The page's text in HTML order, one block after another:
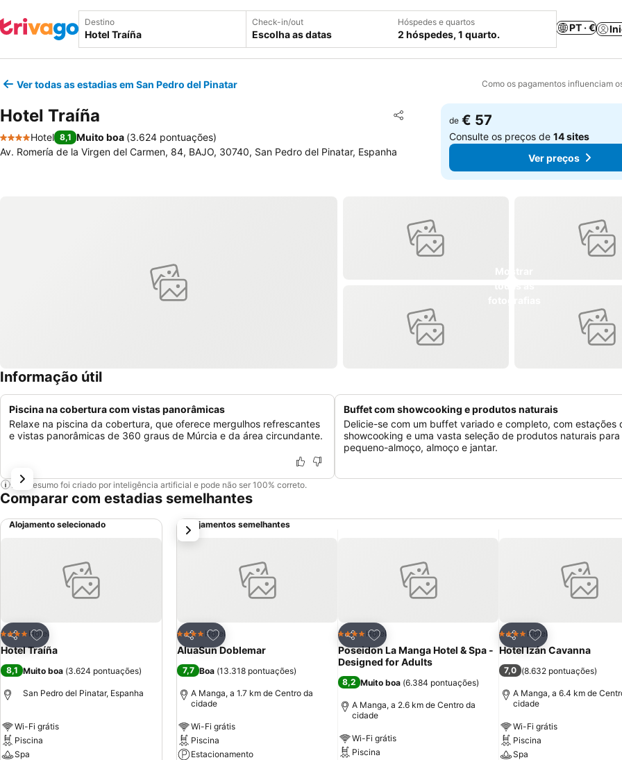
Destino Check-in/out
Escolha as datas
Hóspedes e quartos
2 hóspedes, 1 quarto.
PT · €
Ver todas as estadias em San Pedro del Pinatar Como os pagamentos influenciam
Hotel Traíña Partilhar
Adicionar aos favoritos
4 Estrelas
Hotel 8,1 Muito boa (3.624 pontuações)
Av. Romería de la Virgen del Carmen, 84, BAJO, 30740, San Pedro del Pinatar, Espanha
de € 57
Consulte os preços de14 sites
Ver preços
Informação útil
Piscina na cobertura com vistas panorâmicas
Relaxe na piscina da cobertura, que oferece mergulhos refrescantes
e vistas panorâmicas de 360 graus de Múrcia e da área circundante.
Buffet com showcooking e produtos naturais
Delicie-se com um buffet variado e completo, com estações
showcooking e uma vasta seleção de produtos naturais para
pequeno-almoço, almoço e jantar.
Este resumo foi criado por inteligência artificial e pode não ser 100% correto.
Comparar com estadias semelhantes
Alojamento selecionado
Partilhar
Adicionar aos favoritos
4 EstrelasHotel
Hotel Traíña
8,1 Muito boa (3.624 pontuações)
San Pedro del Pinatar, Espanha
Wi-Fi grátis
Piscina
Spa
Alojamentos semelhantes
Partilhar
Adicionar aos favoritos
4 EstrelasHotel
AluaSun Doblemar
7,7 Boa (13.318 pontuações)
A Manga, a 1.7 km de Centro da
cidade
Wi-Fi grátis
Piscina
Estacionamento
Partilhar
Adicionar aos favoritos
4 EstrelasHotel
Poseidon La Manga Hotel & Spa -
Designed for Adults
8,2 Muito boa (6.384 pontuações)
A Manga, a 2.6 km de Centro da
cidade
Wi-Fi grátis
Piscina
Partilhar
Adicionar aos
4 EstrelasHotel
Hotel Izán Cavanna
7,0 (8.632 pontuações)
A Manga, a 6.4 km de
cidade
Wi-Fi grátis
Piscina
Spa
próximo